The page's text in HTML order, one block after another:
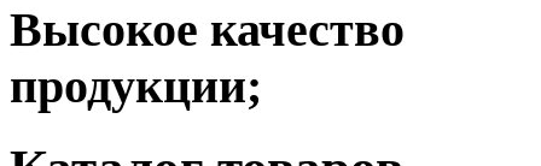
Высокое качество
продукции;